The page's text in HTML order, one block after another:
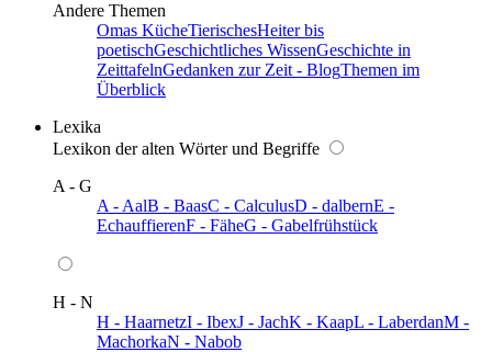
Andere Themen
Omas KücheTierischesHeiter bis
poetischGeschichtliches WissenGeschichte in
ZeittafelnGedanken zur Zeit - BlogThemen im
Überblick
Lexika
Lexikon der alten Wörter und Begriffe
A - G
A - AalB - BaasC - CalculusD - dalbernE -
EchauffierenF - FäheG - Gabelfrühstück
H - N
H - HaarnetzI - IbexJ - JachK - KaapL - LaberdanM -
MachorkaN - Nabob